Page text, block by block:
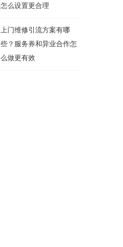
怎么设置更合理
上门维修引流方案有哪
些？服务券和异业合作怎
么做更有效